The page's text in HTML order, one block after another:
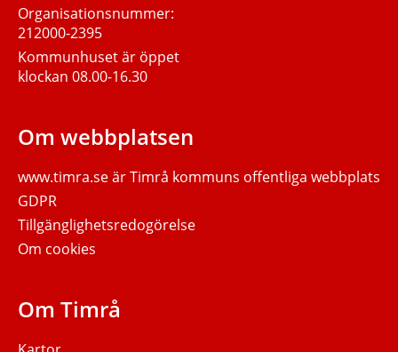
Organisationsnummer:
212000-2395
Kommunhuset är öppet
klockan 08.00-16.30
Om webbplatsen
www.timra.seär Timrå kommuns offentliga webbplats
GDPR
Tillgänglighetsredogörelse
Om cookies
Om Timrå